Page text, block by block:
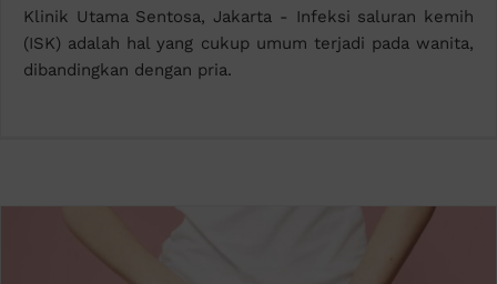
Klinik Utama Sentosa, Jakarta - Infeksi saluran kemih
(ISK) adalah hal yang cukup umum terjadi pada wanita,
dibandingkan dengan pria.